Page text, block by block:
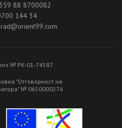
88 8700082
144 34
№ РК-01-74587
"Отговорност на
№ 0650000276